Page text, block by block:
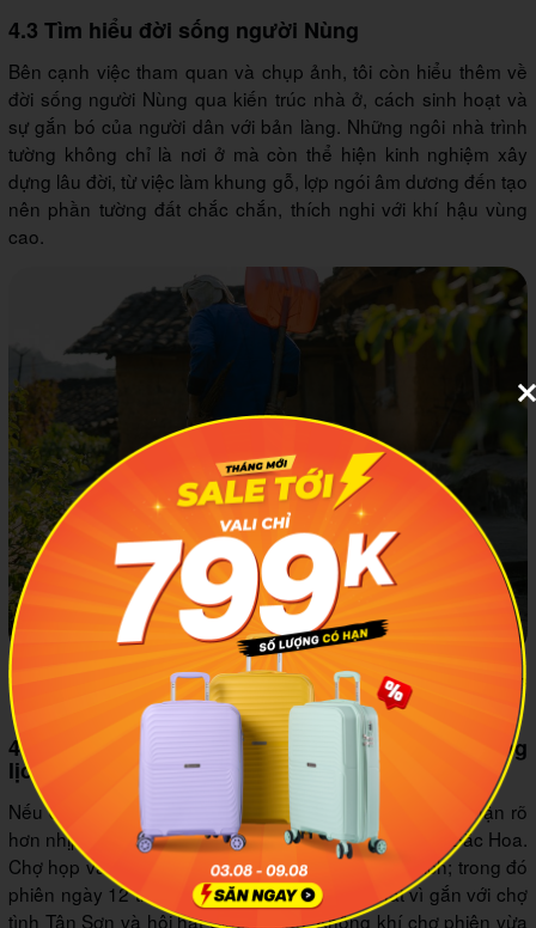
4.3 Tìm hiểu đời sống người Nùng
Bên cạnh việc tham quan và chụp ảnh, tôi còn hiểu thêm về
đời sống người Nùng qua kiến trúc nhà ở, cách sinh hoạt và
sự gắn bó của người dân với bản làng. Những ngôi nhà trình
tường không chỉ là nơi ở mà còn thể hiện kinh nghiệm xây
dựng lâu đời, từ việc làm khung gỗ, lợp ngói âm dương đến tạo
nên phần tường đất chắc chắn, thích nghi với khí hậu vùng
cao.
Trải nghiệm nhịp sống bình dị của người Nùng ở Bắc Hoa. Ảnh
minh họa: VTV
4.4 Ghé chợ phiên gần khu vực Tân Sơn nếu đúng
lịch
Nếu đi đúng lịch, tôi ghé chợ phiên Tân Sơn để cảm nhận rõ
hơn nhịp sống vùng cao sau khi tham quan Làng cổ Bắc Hoa.
Chợ họp vào các ngày 2, 7, 12, 17, 22 và 27 âm lịch; trong đó
phiên ngày 12 tháng Giêng là dịp đặc biệt nhất vì gắn với chợ
tình Tân Sơn và hội hát Sloong hao. Không khí chợ phiên vừa